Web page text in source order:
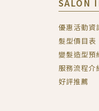
SALON
優惠活動資
髮型價目表
變髮造型預
服務流程介
好評推薦